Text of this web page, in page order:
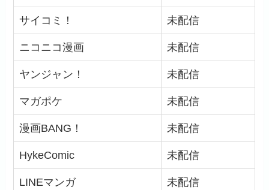
サイコミ！ 未配信
ニコニコ漫画 未配信
ヤンジャン！ 未配信
マガポケ 未配信
漫画BANG！ 未配信
HykeComic 未配信
LINEマンガ 未配信